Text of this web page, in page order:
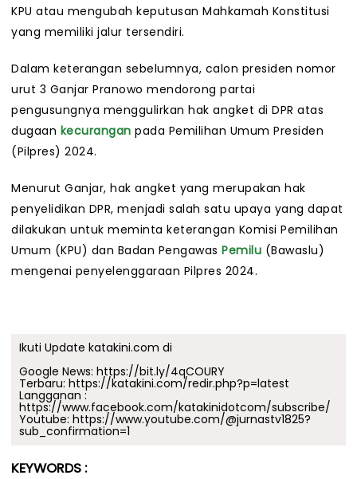
KPU atau mengubah keputusan Mahkamah Konstitusi
yang memiliki jalur tersendiri.
Dalam keterangan sebelumnya, calon presiden nomor
urut 3 Ganjar Pranowo mendorong partai
pengusungnya menggulirkan hak angket di DPR atas
dugaan kecurangan pada Pemilihan Umum Presiden
(Pilpres) 2024.
Menurut Ganjar, hak angket yang merupakan hak
penyelidikan DPR, menjadi salah satu upaya yang dapat
dilakukan untuk meminta keterangan Komisi Pemilihan
Umum (KPU) dan Badan Pengawas Pemilu (Bawaslu)
mengenai penyelenggaraan Pilpres 2024.
Ikuti Update katakini.com di
Google News: https://bit.ly/4qCOURY
Terbaru: https://katakini.com/redir.php?p=latest
Langganan :
https://www.facebook.com/katakinidotcom/subscribe/
Youtube: https://www.youtube.com/@jurnastv1825?
sub_confirmation=1
KEYWORDS :